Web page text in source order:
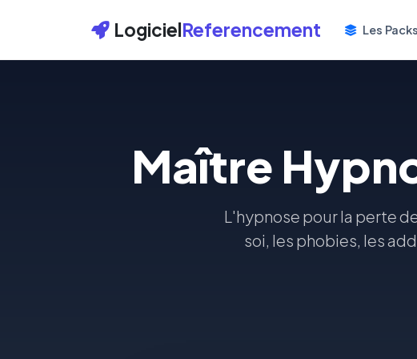
LogicielReferencement Les Packs
Maître
L'hypnose pour la perte
soi, les phobies, les